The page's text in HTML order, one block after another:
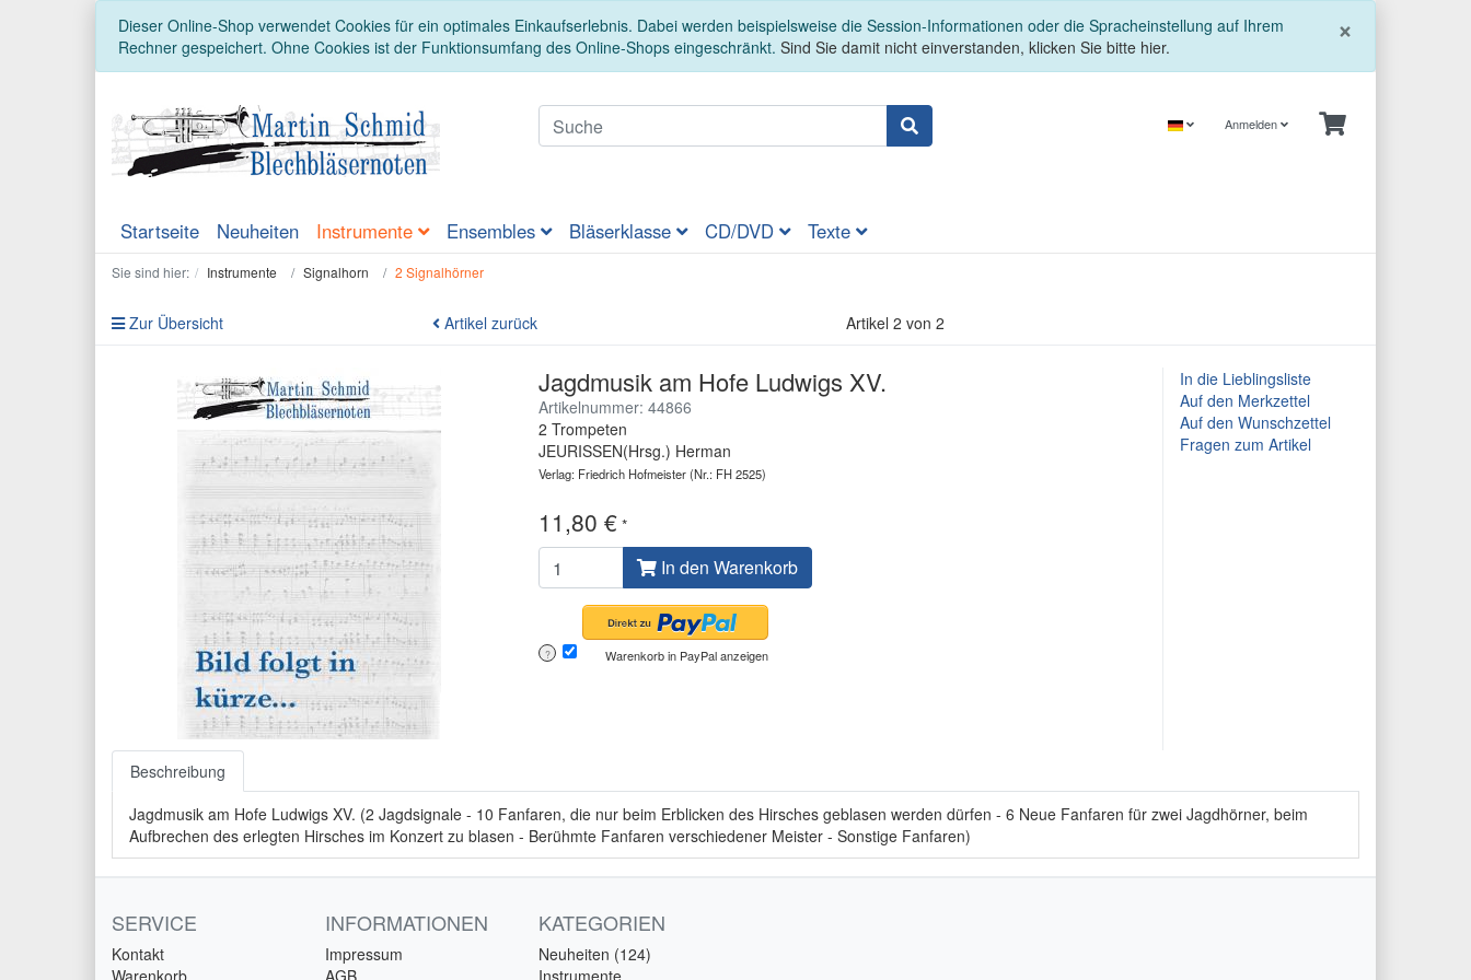
×
Dieser Online-Shop verwendet Cookies für ein optimales Einkaufserlebnis. Dabei werden beispielsweise die Session-Informationen oder die Spracheinstellung auf Ihrem
Rechner gespeichert. Ohne Cookies ist der Funktionsumfang des Online-Shops eingeschränkt. Sind Sie damit nicht einverstanden, klicken Sie bitte hier.
Anmelden
Startseite Neuheiten Instrumente Ensembles Bläserklasse CD/DVD Texte
Sie sind hier: Instrumente Signalhorn 2 Signalhörner
Zur Übersicht Artikel zurück Artikel 2 von 2
Jagdmusik am Hofe Ludwigs XV.
Artikelnummer: 44866
2 Trompeten
JEURISSEN(Hrsg.) Herman
Verlag: Friedrich Hofmeister(Nr.: FH 2525)
11,80 € *
In den Warenkorb
? Warenkorb in PayPal anzeigen
In die Lieblingsliste
Auf den Merkzettel
Auf den Wunschzettel
Fragen zum Artikel
Beschreibung
Jagdmusik am Hofe Ludwigs XV. (2 Jagdsignale - 10 Fanfaren, die nur beim Erblicken des Hirsches geblasen werden dürfen - 6 Neue Fanfaren für zwei Jagdhörner, beim
Aufbrechen des erlegten Hirsches im Konzert zu blasen - Berühmte Fanfaren verschiedener Meister - Sonstige Fanfaren)
SERVICE
Kontakt
INFORMATIONEN
Impressum
KATEGORIEN
Neuheiten (124)